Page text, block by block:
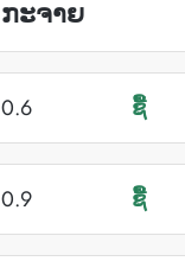
ກະຈາຍ
0.6 ຊື້
0.9 ຊື້